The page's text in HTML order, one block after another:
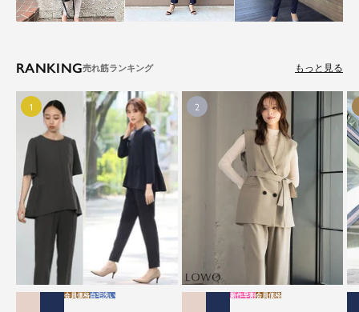
RANKING もっと見る
会員価格自宅洗い 新作早割会員価格